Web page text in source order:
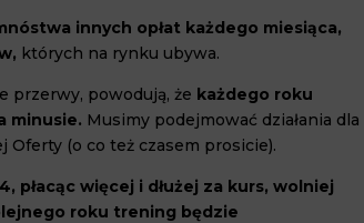
innych opłat każdego miesiąca,
których na rynku ubywa.
przerwy, powodują, że każdego roku
minusie. Musimy podejmować działania dla
(o co też czasem prosicie).
płacąc więcej i dłużej za kurs, wolniej
roku trening będzie